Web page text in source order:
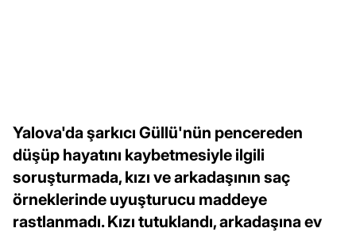
Yalova'da şarkıcı Güllü'nün pencereden
düşüp hayatını kaybetmesiyle ilgili
soruşturmada, kızı ve arkadaşının saç
örneklerinde uyuşturucu maddeye
rastlanmadı. Kızı tutuklandı, arkadaşına ev